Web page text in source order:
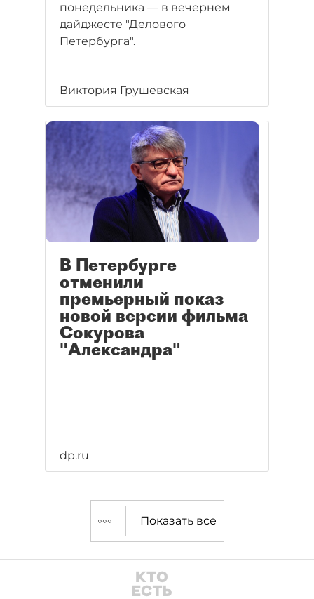
понедельника — в вечернем
дайджесте "Делового
Петербурга".
Виктория Грушевская
В Петербурге
отменили
премьерный показ
новой версии фильма
Сокурова
"Александра"
dp.ru
Показать все